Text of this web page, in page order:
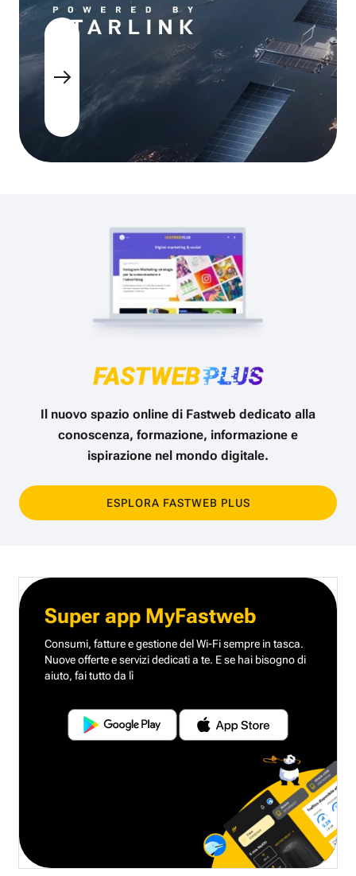
Il nuovo spazio online di Fastweb dedicato alla
conoscenza, formazione, informazione e
ispirazione nel mondo digitale.
ESPLORA FASTWEB PLUS
Super app MyFastweb
Consumi, fatture e gestione del Wi-Fi sempre in tasca.
Nuove offerte e servizi dedicati a te. E se hai bisogno di
aiuto, fai tutto da lì